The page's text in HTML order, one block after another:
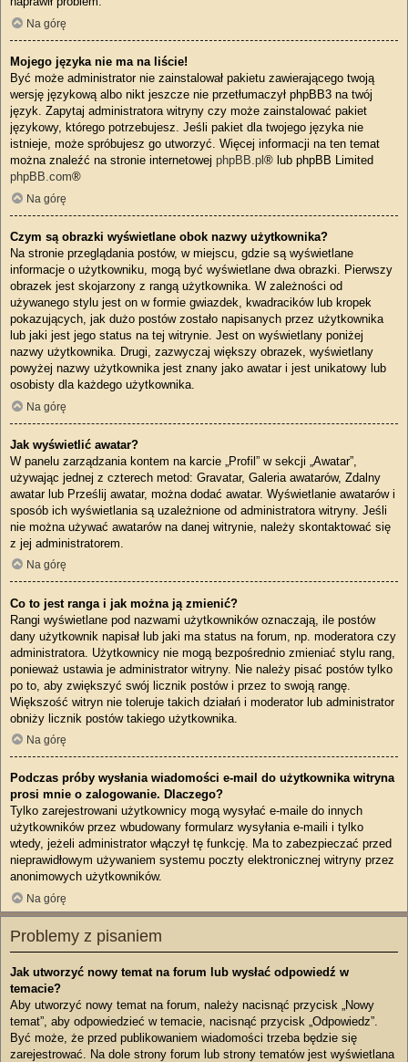
Na górę
Mojego języka nie ma na liście!
Być może administrator nie zainstalował pakietu zawierającego twoją
wersję językową albo nikt jeszcze nie przetłumaczył phpBB3 na twój
język. Zapytaj administratora witryny czy może zainstalować pakiet
językowy, którego potrzebujesz. Jeśli pakiet dla twojego języka nie
istnieje, może spróbujesz go utworzyć. Więcej informacji na ten temat
można znaleźć na stronie internetowej phpBB.pl ® lub phpBB Limited
phpBB.com®
Na górę
Czym są obrazki wyświetlane obok nazwy użytkownika?
Na stronie przeglądania postów, w miejscu, gdzie są wyświetlane
informacje o użytkowniku, mogą być wyświetlane dwa obrazki. Pierwszy
obrazek jest skojarzony z rangą użytkownika. W zależności od
używanego stylu jest on w formie gwiazdek, kwadracików lub kropek
pokazujących, jak dużo postów zostało napisanych przez użytkownika
lub jaki jest jego status na tej witrynie. Jest on wyświetlany poniżej
nazwy użytkownika. Drugi, zazwyczaj większy obrazek, wyświetlany
powyżej nazwy użytkownika jest znany jako awatar i jest unikatowy lub
osobisty dla każdego użytkownika.
Na górę
Jak wyświetlić awatar?
W panelu zarządzania kontem na karcie „Profil” w sekcji „Awatar”,
używając jednej z czterech metod: Gravatar, Galeria awatarów, Zdalny
awatar lub Prześlij awatar, można dodać awatar. Wyświetlanie awatarów i
sposób ich wyświetlania są uzależnione od administratora witryny. Jeśli
nie można używać awatarów na danej witrynie, należy skontaktować się
z jej administratorem.
Na górę
Co to jest ranga i jak można ją zmienić?
Rangi wyświetlane pod nazwami użytkowników oznaczają, ile postów
dany użytkownik napisał lub jaki ma status na forum, np. moderatora czy
administratora. Użytkownicy nie mogą bezpośrednio zmieniać stylu rang,
ponieważ ustawia je administrator witryny. Nie należy pisać postów tylko
po to, aby zwiększyć swój licznik postów i przez to swoją rangę.
Większość witryn nie toleruje takich działań i moderator lub administrator
obniży licznik postów takiego użytkownika.
Na górę
Podczas próby wysłania wiadomości e-mail do użytkownika witryna
prosi mnie o zalogowanie. Dlaczego?
Tylko zarejestrowani użytkownicy mogą wysyłać e-maile do innych
użytkowników przez wbudowany formularz wysyłania e-maili i tylko
wtedy, jeżeli administrator włączył tę funkcję. Ma to zabezpieczać przed
nieprawidłowym używaniem systemu poczty elektronicznej witryny przez
anonimowych użytkowników.
Na górę
Problemy z pisaniem
Jak utworzyć nowy temat na forum lub wysłać odpowiedź w
temacie?
Aby utworzyć nowy temat na forum, należy nacisnąć przycisk „Nowy
temat”, aby odpowiedzieć w temacie, nacisnąć przycisk „Odpowiedz”.
Być może, że przed publikowaniem wiadomości trzeba będzie się
zarejestrować. Na dole strony forum lub strony tematów jest wyświetlana